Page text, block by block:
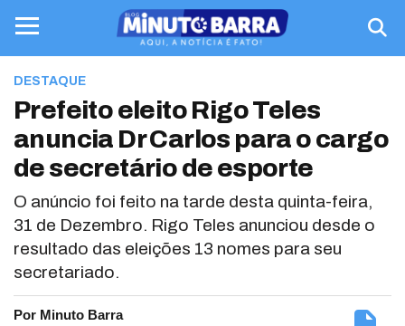
DESTAQUE
Prefeito eleito Rigo Teles
anuncia Dr Carlos para o cargo
de secretário de esporte
O anúncio foi feito na tarde desta quinta-feira,
31 de Dezembro. Rigo Teles anunciou desde o
resultado das eleições 13 nomes para seu
secretariado.
Por Minuto Barra